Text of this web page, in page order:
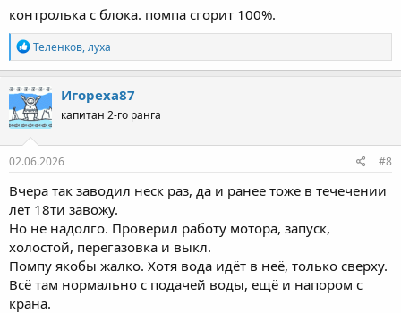
контролька с блока. помпа сгорит 100%.
Р
е
а
к
ц
и
и
:
Теленков,луха
Игореха87
капитан 2-го ранга
02.06.2026 #8
Вчера так заводил неск раз, да и ранее тоже в течечении
лет 18ти завожу.
Но не надолго. Проверил работу мотора, запуск,
холостой, перегазовка и выкл.
Помпу якобы жалко. Хотя вода идёт в неё, только сверху.
Всё там нормально с подачей воды, ещё и напором с
крана.